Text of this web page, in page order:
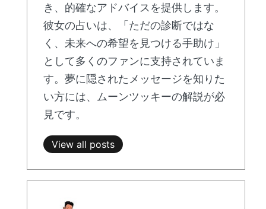
き、的確なアドバイスを提供します。
彼女の占いは、「ただの診断ではな
く、未来への希望を見つける手助け」
として多くのファンに支持されていま
す。夢に隠されたメッセージを知りた
い方には、ムーンツッキーの解説が必
見です。
View all posts